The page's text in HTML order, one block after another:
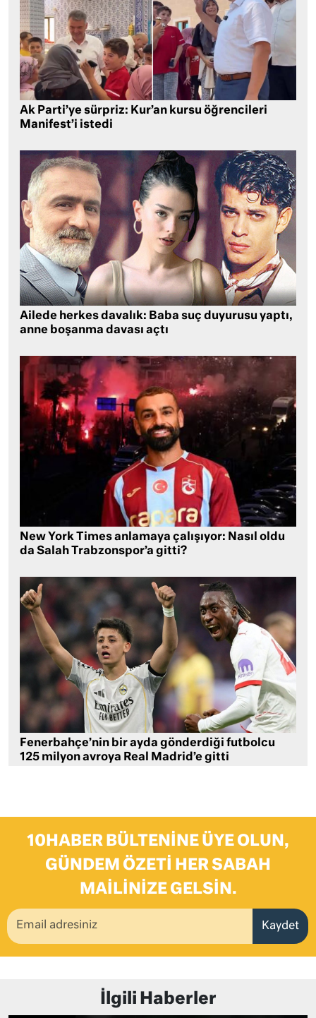
Ak Parti’ye sürpriz: Kur’an kursu öğrencileri
Manifest’i istedi
Ailede herkes davalık: Baba suç duyurusu yaptı,
anne boşanma davası açtı
New York Times anlamaya çalışıyor: Nasıl oldu
da Salah Trabzonspor’a gitti?
Fenerbahçe’nin bir ayda gönderdiği futbolcu
125 milyon avroya Real Madrid’e gitti
10HABER BÜLTENINE ÜYE OLUN,
GÜNDEM ÖZETI HER SABAH
MAILINIZE GELSIN.
Kaydet
İlgili Haberler